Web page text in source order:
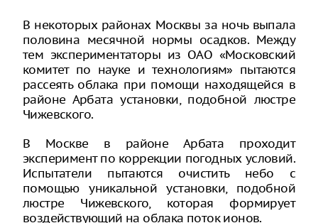
В некоторых районах Москвы за ночь выпала
половина месячной нормы осадков. Между
тем экспериментаторы из ОАО «Московский
комитет по науке и технологиям» пытаются
рассеять облака при помощи находящейся в
районе Арбата установки, подобной люстре
Чижевского.
В Москве в районе Арбата проходит
эксперимент по коррекции погодных условий.
Испытатели пытаются очистить небо с
помощью уникальной установки, подобной
люстре Чижевского, которая формирует
воздействующий на облака поток ионов.